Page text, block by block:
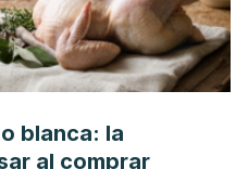
blanca: la
al comprar